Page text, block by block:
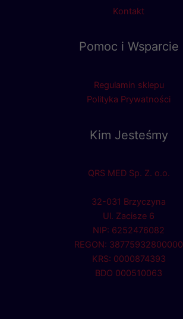
Kontakt
Pomoc i Wsparcie
Regulamin sklepu
Polityka Prywatności
Kim Jesteśmy
QRS MED Sp. Z. o.o.
32-031 Brzyczyna
Ul. Zacisze 6
NIP: 6252476082
REGON: 38775932800000
KRS: 0000874393
BDO 000510063